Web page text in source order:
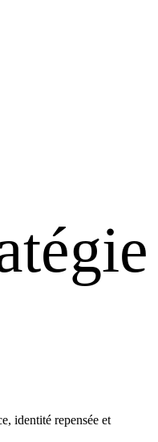
identité repensée et